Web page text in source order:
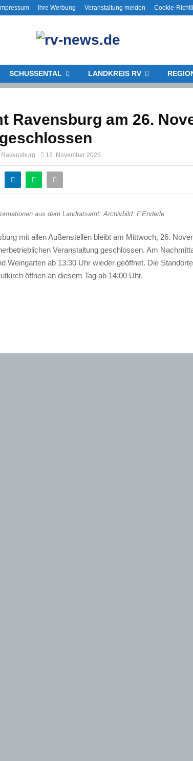
Impressum Ihre Werbung Veranstaltung melden Cookie-
SCHUSSENTAL LANDKREIS RV
Ravensburg am 26.
12. November 2025
aus dem Landratsamt. Archivbild: F.Enderle
mit allen Außenstellen bleibt am Mittwoch, 26.
Veranstaltung geschlossen. Am
Weingarten ab 13:30 Uhr wieder geöffnet. Die
öffnen an diesem Tag ab 14:00 Uhr.